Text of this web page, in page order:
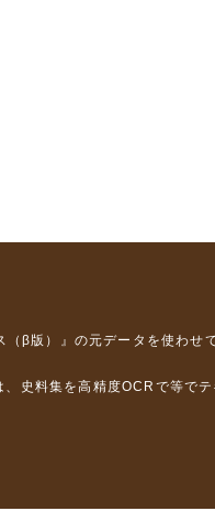
β版）』 の元データを使わせ
史料集を高精度OCRで等で